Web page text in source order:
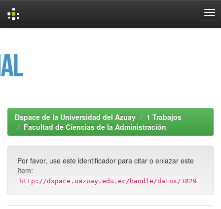
Dspace de la Universidad del Azuay
1 Trabajos
Facultad de Ciencias de la Administración
Por favor, use este identificador para citar o enlazar este
ítem:
http://dspace.uazuay.edu.ec/handle/datos/1829